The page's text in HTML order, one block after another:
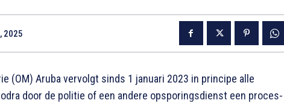
2025
(OM) Aruba vervolgt sinds 1 januari 2023 in principe alle
door de politie of een andere opsporingsdienst een proces-